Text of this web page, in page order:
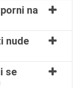
na
nude
se